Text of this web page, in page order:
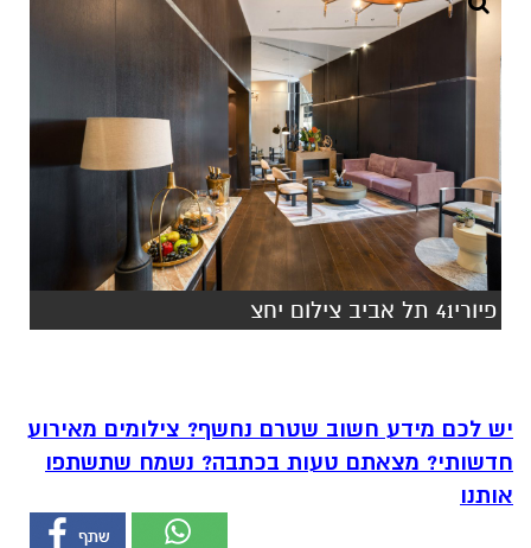
פיורי41 תל אביב צילום יחצ
יש לכם מידע חשוב שטרם נחשף? צילומים מאירוע
חדשותי? מצאתם טעות בכתבה? נשמח שתשתפו
אותנו